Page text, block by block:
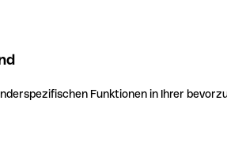
Funktionen in Ihrer